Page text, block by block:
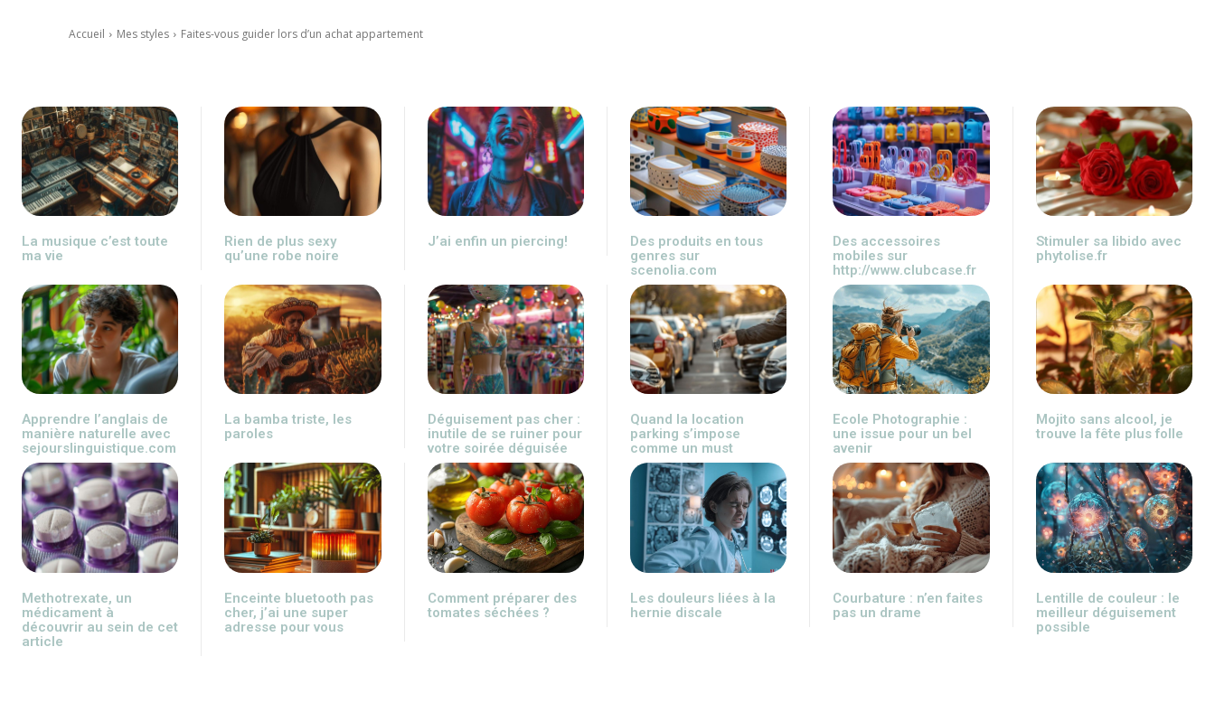
Accueil Mes styles Faites-vous guider lors d’un achat appartement
La musique c’est toute
ma vie
Rien de plus sexy
qu’une robe noire
J’ai enfin un piercing!
Des produits en tous
genres sur
scenolia.com
Des accessoires
mobiles sur
http://www.clubcase.fr
Stimuler sa libido avec
phytolise.fr
Apprendre l’anglais de
manière naturelle avec
sejourslinguistique.com
La bamba triste, les
paroles
Déguisement pas cher :
inutile de se ruiner pour
votre soirée déguisée
Quand la location
parking s’impose
comme un must
Ecole Photographie :
une issue pour un bel
avenir
Mojito sans alcool, je
trouve la fête plus folle
Methotrexate, un
médicament à
découvrir au sein de cet
article
Enceinte bluetooth pas
cher, j’ai une super
adresse pour vous
Comment préparer des
tomates séchées ?
Les douleurs liées à la
hernie discale
Courbature : n’en faites
pas un drame
Lentille de couleur : le
meilleur déguisement
possible